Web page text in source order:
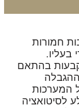
חמורות
בהתאם